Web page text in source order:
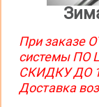
При заказе
системы ПО
СКИДКУ ДО
Доставка